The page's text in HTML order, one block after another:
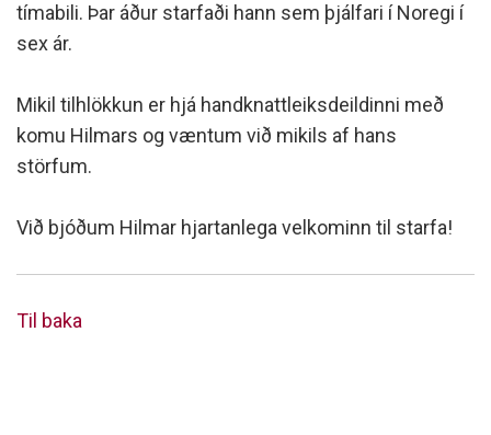
tímabili. Þar áður starfaði hann sem þjálfari í Noregi í
sex ár.
Mikil tilhlökkun er hjá handknattleiksdeildinni með
komu Hilmars og væntum við mikils af hans
störfum.
Við bjóðum Hilmar hjartanlega velkominn til starfa!
Til baka